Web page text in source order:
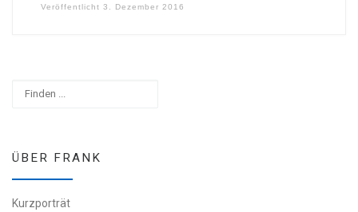
Veröffentlicht 3. Dezember 2016
ÜBER FRANK
Kurzporträt